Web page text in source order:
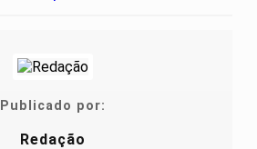
Publicado por:
Redação